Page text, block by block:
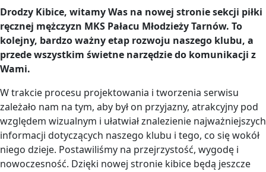
Drodzy Kibice, witamy Was na nowej stronie sekcji piłki
ręcznej mężczyzn MKS Pałacu Młodzieży Tarnów. To
kolejny, bardzo ważny etap rozwoju naszego klubu, a
przede wszystkim świetne narzędzie do komunikacji z
Wami.
W trakcie procesu projektowania i tworzenia serwisu
zależało nam na tym, aby był on przyjazny, atrakcyjny pod
względem wizualnym i ułatwiał znalezienie najważniejszych
informacji dotyczących naszego klubu i tego, co się wokół
niego dzieje. Postawiliśmy na przejrzystość, wygodę i
nowoczesność. Dzięki nowej stronie kibice będą jeszcze